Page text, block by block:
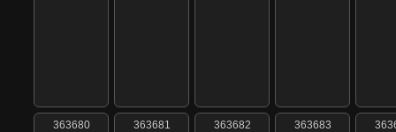
363680 363681 363682 363683